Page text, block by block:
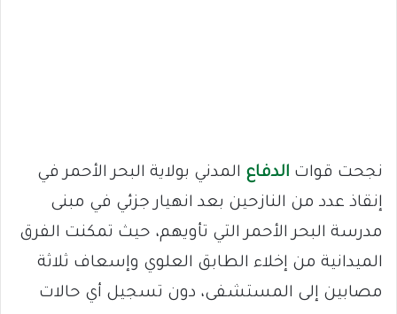
نجحت قوات الدفاع المدني بولاية البحر الأحمر في
إنقاذ عدد من النازحين بعد انهيار جزئي في مبنى
مدرسة البحر الأحمر التي تأويهم، حيث تمكنت الفرق
الميدانية من إخلاء الطابق العلوي وإسعاف ثلاثة
مصابين إلى المستشفى، دون تسجيل أي حالات